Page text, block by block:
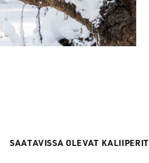
SAATAVISSA OLEVAT KALIIPERIT